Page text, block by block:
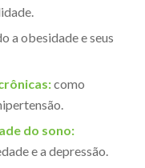
a obesidade e seus
como
do sono:
e a depressão.